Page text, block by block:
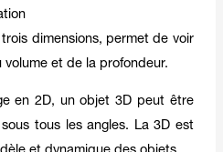
dimensions, permet de voir
et de la profondeur.
en 2D, un objet 3D peut être
tous les angles. La 3D est